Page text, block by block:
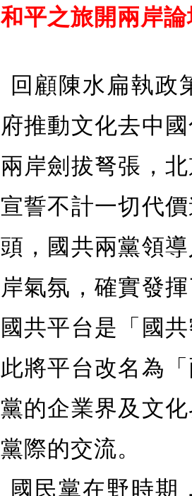
和平之旅開兩岸
回顧陳水扁執政
府推動文化去中
兩岸劍拔弩張，
宣誓不計一切代
頭，國共兩黨領
岸氣氛，確實發
國共平台是「國
此將平台改名為
黨的企業界及文
黨際的交流。
國民黨在野時期